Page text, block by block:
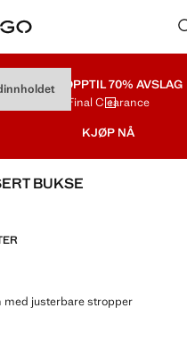
SALG
OPPTIL 70% AVSLAG
Final Clearance
KJØP NÅ
BUKSE
med justerbare stropper
LIN MED JUSTERBARE STROPPER
999,00 ]